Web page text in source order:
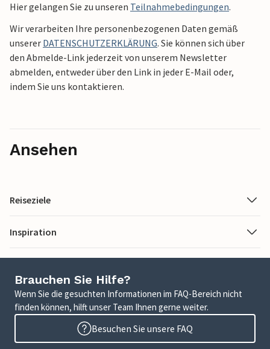
Hier gelangen Sie zu unseren Teilnahmebedingungen.
Wir verarbeiten Ihre personenbezogenen Daten gemäß
unserer DATENSCHUTZERKLÄRUNG. Sie können sich über
den Abmelde-Link jederzeit von unserem Newsletter
abmelden, entweder über den Link in jeder E-Mail oder,
indem Sie uns kontaktieren.
Ansehen
Reiseziele
Inspiration
Brauchen Sie Hilfe?
Wenn Sie die gesuchten Informationen im FAQ-Bereich nicht
finden können, hilft unser Team Ihnen gerne weiter.
Besuchen Sie unsere FAQ